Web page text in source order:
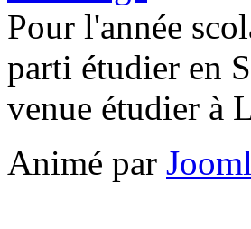
Pour l'année
parti étudier en
venue étudier à
Animé par